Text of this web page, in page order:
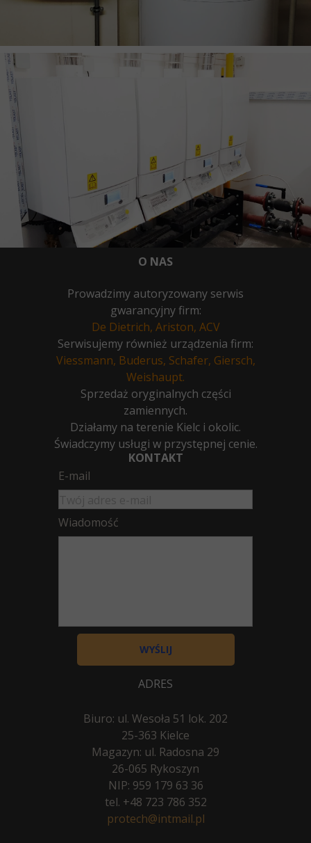
O NAS
Prowadzimy autoryzowany serwis
gwarancyjny firm:
De Dietrich, Ariston, ACV
Serwisujemy również urządzenia firm:
Viessmann, Buderus, Schafer, Giersch,
Weishaupt.
Sprzedaż oryginalnych części
zamiennych.
Działamy na terenie Kielc i okolic.
Świadczymy usługi w przystępnej cenie.
ADRES
Biuro: ul. Wesoła 51 lok. 202
25-363 Kielce
Magazyn: ul. Radosna 29
26-065 Rykoszyn
NIP: 959 179 63 36
tel. +48 723 786 352
protech@intmail.pl
KONTAKT
E-mail
Wiadomość
WYŚLIJ